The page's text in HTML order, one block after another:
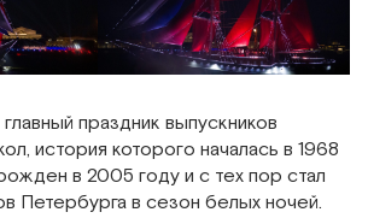
праздник выпускников
история которого началась в 1968
в 2005 году и с тех пор стал
Петербурга в сезон белых ночей.